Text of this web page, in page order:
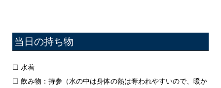
当日の持ち物
☐ 水着
☐ 飲み物：持参（水の中は身体の熱は奪われやすいので、暖か